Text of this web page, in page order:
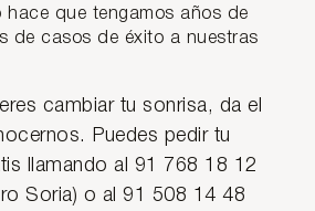
hace que tengamos años de
de casos de éxito a nuestras
cambiar tu sonrisa, da el
Puedes pedir tu
llamando al 91 768 18 12
Soria) o al 91 508 14 48